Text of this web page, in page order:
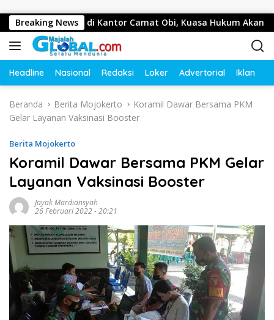
Breaking News
Wartawan di Kantor Camat Obi, Kuasa Hukum Akan
Headline Nasional Redaksi Loker Advertorial Iklan
Beranda Berita Mojokerto
Koramil Dawar Bersama PKM
Gelar Layanan Vaksinasi Booster
Berita Mojokerto
Koramil Dawar Bersama PKM Gelar
Layanan Vaksinasi Booster
Jayak Mardiansyah
26 Februari 2022 - 20:21